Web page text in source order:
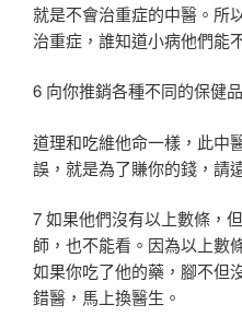
就是不會治重症的中醫。所
治重症，誰知道小病他們能
6 向你推銷各種不同的保健
道理和吃維他命一樣，此中
誤，就是為了賺你的錢，請
7 如果他們沒有以上數條，
師，也不能看。因為以上數
如果你吃了他的藥，腳不但
錯醫，馬上換醫生。